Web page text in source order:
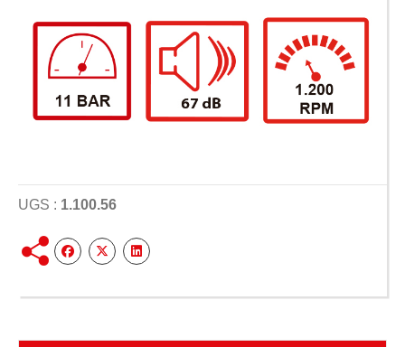
UGS : 1.100.56